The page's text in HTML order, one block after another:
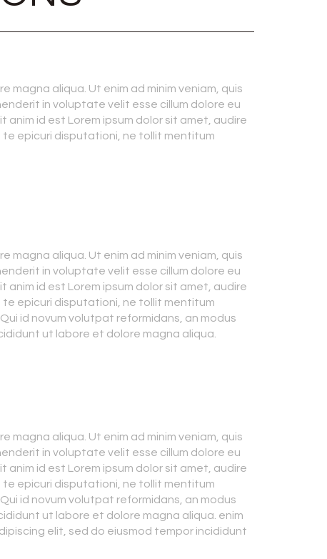
aliqua. Ut enim ad minim veniam, quis
in voluptate velit esse cillum dolore eu
id est Lorem ipsum dolor sit amet, audire
te epicuri disputationi, ne tollit mentitum
aliqua. Ut enim ad minim veniam, quis
in voluptate velit esse cillum dolore eu
id est Lorem ipsum dolor sit amet, audire
te epicuri disputationi, ne tollit mentitum
id novum volutpat reformidans, an modus
ut labore et dolore magna aliqua.
aliqua. Ut enim ad minim veniam, quis
in voluptate velit esse cillum dolore eu
id est Lorem ipsum dolor sit amet, audire
te epicuri disputationi, ne tollit mentitum
id novum volutpat reformidans, an modus
ut labore et dolore magna aliqua. enim
elit, sed do eiusmod tempor incididunt